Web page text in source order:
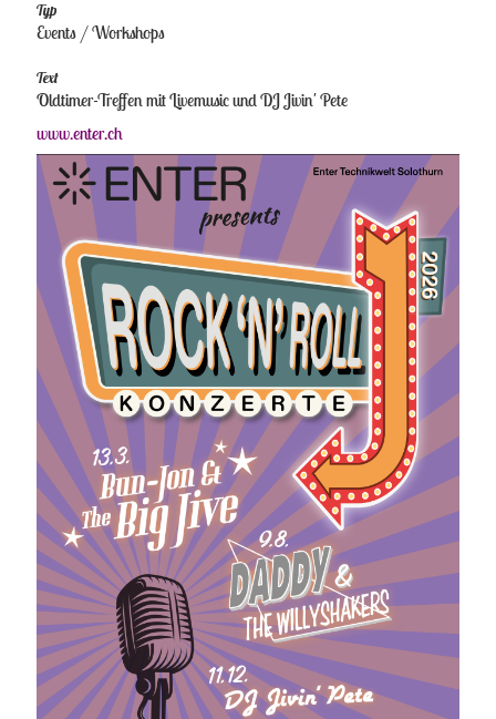
Typ
Events / Workshops
Text
Oldtimer-Treffen mit Livemusic und DJ Jivin' Pete
www.enter.ch